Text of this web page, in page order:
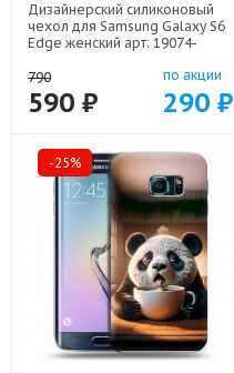
Дизайнерский силиконовый
чехол для Samsung Galaxy S6
Edge женский арт: 19074-
790
590 ₽
по акции
290 ₽
-25%